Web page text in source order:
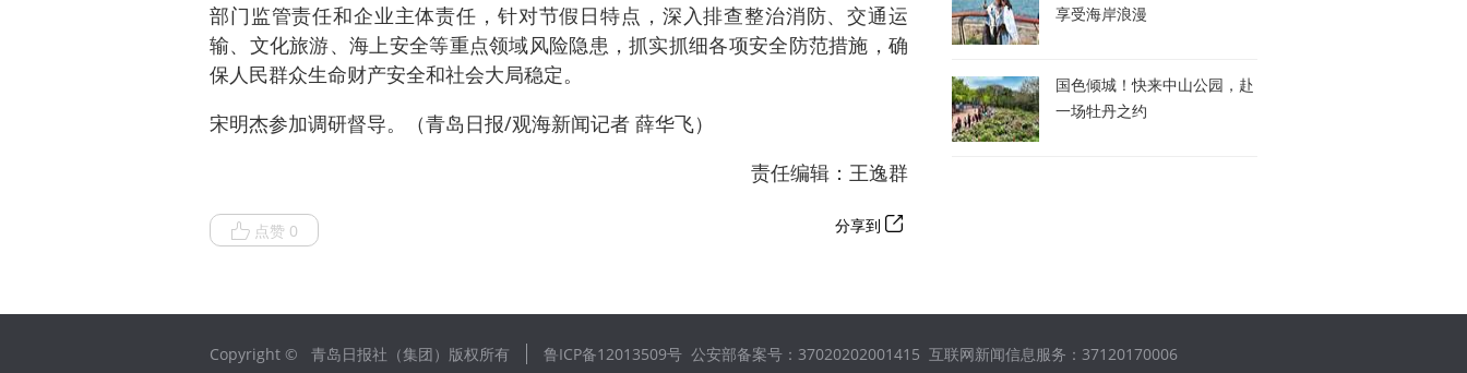
部门监管责任和企业主体责任，针对节假日特点，深入排查整治消防、交通运
输、文化旅游、海上安全等重点领域风险隐患，抓实抓细各项安全防范措施，确
保人民群众生命财产安全和社会大局稳定。
宋明杰参加调研督导。（青岛日报/观海新闻记者 薛华飞）
责任编辑：王逸群
点赞 0 分享到
享受海岸浪漫
国色倾城！快来中山公园，赴
一场牡丹之约
Copyright © 青岛日报社（集团）版权所有 鲁ICP备12013509号 公安部备案号：37020202001415 互联网新闻信息服务：37120170006